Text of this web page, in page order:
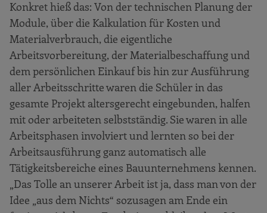
Konkret hieß das: Von der technischen Planung der
Module, über die Kalkulation für Kosten und
Materialverbrauch, die eigentliche
Arbeitsvorbereitung, der Materialbeschaffung und
dem persönlichen Einkauf bis hin zur Ausführung
aller Arbeitsschritte waren die Schüler in das
gesamte Projekt altersgerecht eingebunden, halfen
mit oder arbeiteten selbstständig. Sie waren in alle
Arbeitsphasen involviert und lernten so bei der
Arbeitsausführung ganz automatisch alle
Tätigkeitsbereiche eines Bauunternehmens kennen.
„Das Tolle an unserer Arbeit ist ja, dass man von der
Idee „aus dem Nichts“ sozusagen am Ende ein